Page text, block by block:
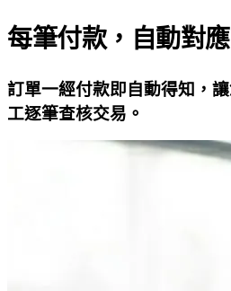
每筆付款，自動對
訂單一經付款即自動得知，
工逐筆查核交易。